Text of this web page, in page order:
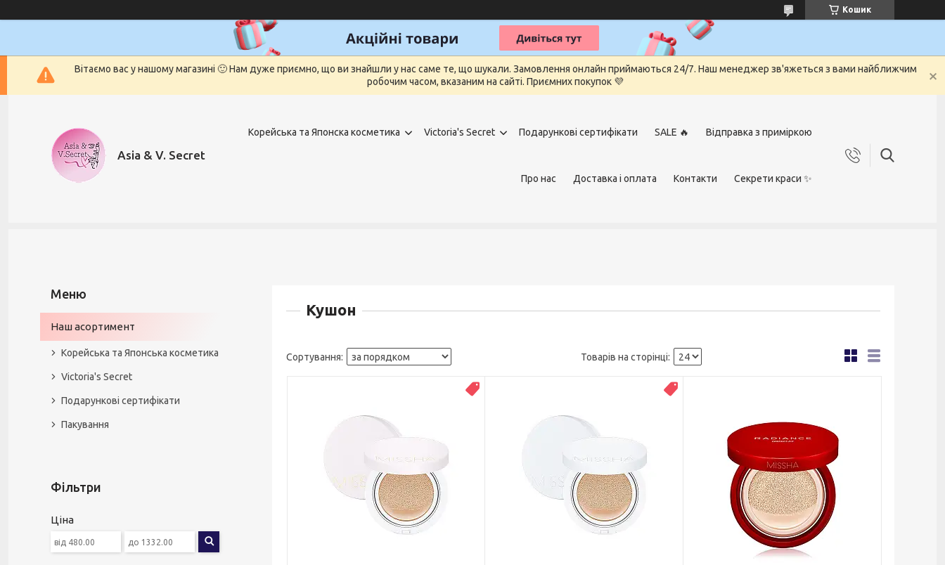
Кошик
Вітаємо вас у нашому магазині 🙂 Нам дуже приємно, що ви знайшли у нас саме те, що шукали. Замовлення онлайн приймаються 24/7. Наш менеджер зв'яжеться з вами найближчим
робочим часом, вказаним на сайті. Приємних покупок 💜
Asia & V. Secret
Корейська та Японска косметика Victoria's Secret Подарункові сертифікати SALE 🔥 Відправка з приміркою
Про нас Доставка і оплата Контакти Секрети краси ✨
Кушон
Наш асортимент
Корейська та Японська косметика
Victoria's Secret
Подарункові сертифікати
Пакування
Фільтри
Ціна